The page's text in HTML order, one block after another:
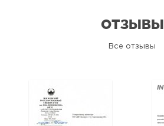
ОТЗЫВЫ
Все отзывы